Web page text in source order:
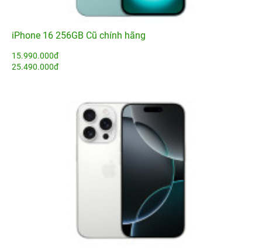
iPhone 16 256GB Cũ chính hãng
15.990.000đ
25.490.000đ